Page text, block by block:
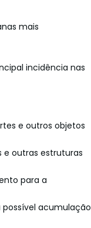
mais
incidência nas
e outros objetos
e outras estruturas
para a
acumulação